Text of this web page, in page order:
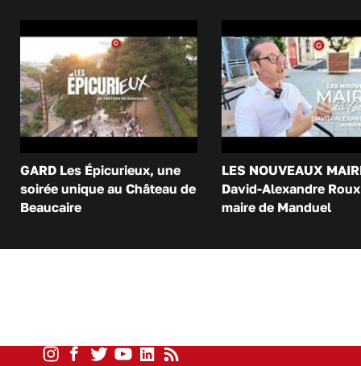
GARD Les Épicurieux, une
soirée unique au Château de
Beaucaire
LES NOUVEAUX
David-Alexandre
maire de Manduel